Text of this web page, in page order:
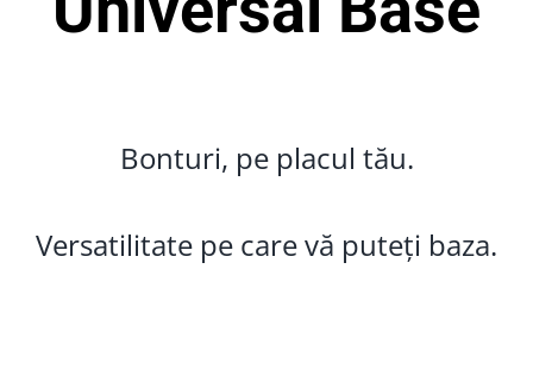
Bonturi, pe placul tău.
Versatilitate pe care vă puteți baza.